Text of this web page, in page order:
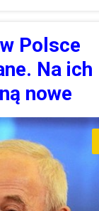
Polsce
Na ich
nowe